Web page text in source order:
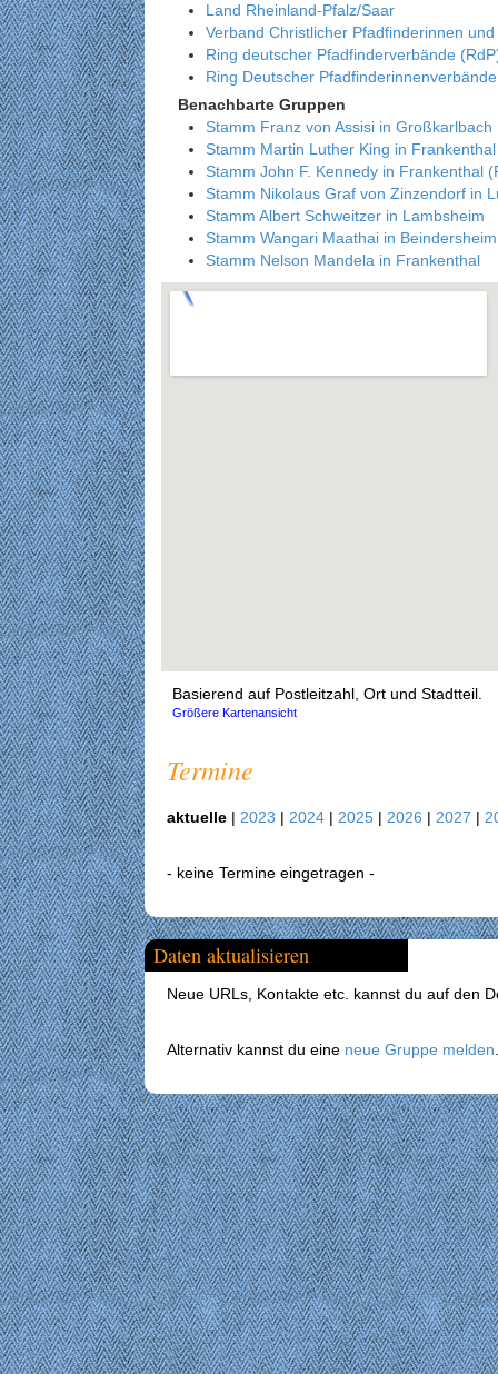
Land Rheinland-Pfalz/Saar
Verband Christlicher Pfadfinderinnen
Ring deutscher Pfadfinderverbände
Ring Deutscher
Benachbarte Gruppen
Stamm Franz von Assisi in Großkarlbach
Stamm Martin Luther King in
Stamm John F. Kennedy in Frankenthal
Stamm Nikolaus Graf von Zinzendorf in
Stamm Albert Schweitzer in Lambsheim
Stamm Wangari Maathai in Beindersheim
Stamm Nelson Mandela in Frankenthal
Basierend auf Postleitzahl, Ort und Stadtteil.
Größere Kartenansicht
Termine
aktuelle | 2023 | 2024 | 2025 | 2026 | 2027 |
- keine Termine eingetragen -
Daten aktualisieren
Neue URLs, Kontakte etc. kannst du auf den
Alternativ kannst du eine neue Gruppe melden